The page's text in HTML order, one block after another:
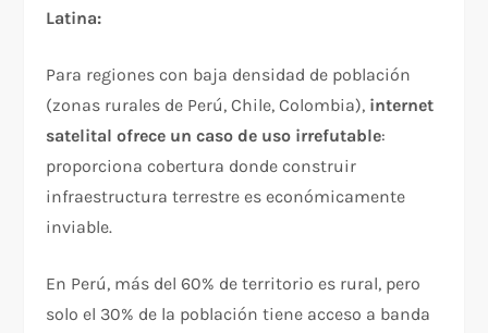
Latina:
Para regiones con baja densidad de población
(zonas rurales de Perú, Chile, Colombia), internet
satelital ofrece un caso de uso irrefutable:
proporciona cobertura donde construir
infraestructura terrestre es económicamente
inviable.​
En Perú, más del 60% de territorio es rural, pero
solo el 30% de la población tiene acceso a banda